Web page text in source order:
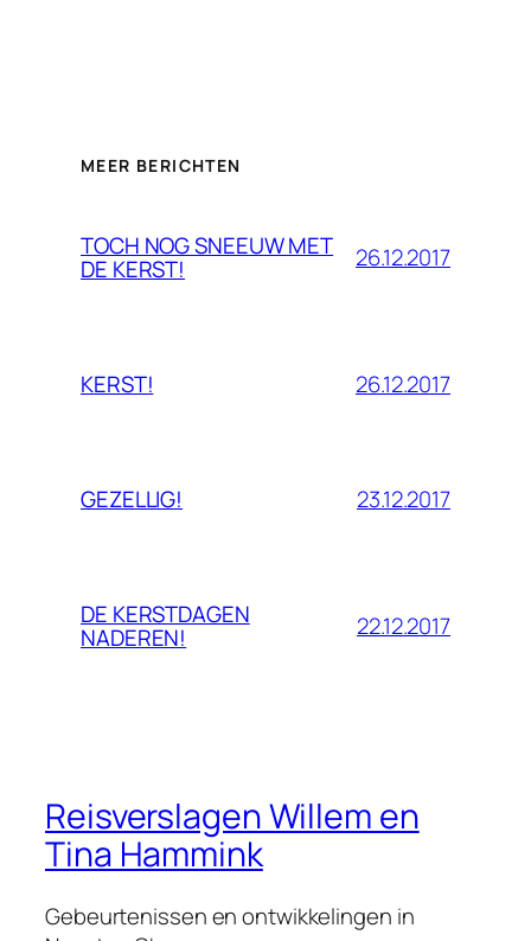
MEER BERICHTEN
TOCH NOG SNEEUW MET
DE KERST! 26.12.2017
KERST! 26.12.2017
GEZELLIG! 23.12.2017
DE KERSTDAGEN
NADEREN! 22.12.2017
Reisverslagen Willem en
Tina Hammink
Gebeurtenissen en ontwikkelingen in